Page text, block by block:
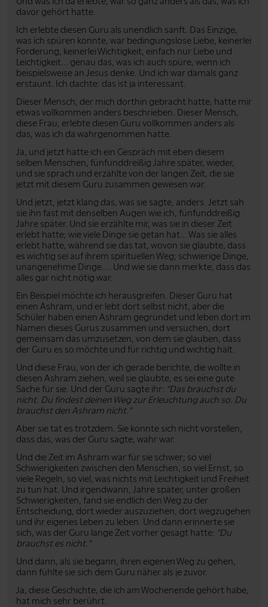
davor gehört hatte.
Ich erlebte diesen Guru als unendlich sanft. Das Einzige,
was ich spüren konnte, war bedingungslose Liebe, keinerlei
Forderung, keinerlei Wichtigkeit, einfach nur Liebe und
Leichtigkeit... genau das, was ich auch spüre, wenn ich
beispielsweise an Jesus denke. Und ich war damals ganz
erstaunt. Ich dachte: das ist ja interessant.
Dieser Mensch, der mich dorthin gebracht hatte, hatte mir
etwas vollkommen anders beschrieben. Dieser Mensch,
diese Frau, erlebte diesen Guru vollkommen anders als
das, was ich da wahrgenommen hatte.
Ja, und jetzt hatte ich ein Gespräch mit eben diesem
selben Menschen, fünfunddreißig Jahre später, wieder,
und sie sprach und erzählte von der langen Zeit, die sie
jetzt mit diesem Guru zusammen gewesen war.
Und jetzt, jetzt klang das, was sie sagte, anders. Jetzt sah
sie ihn fast mit denselben Augen wie ich, fünfunddreißig
Jahre später. Und sie erzählte mir, was sie in dieser Zeit
erlebt hatte; wie viele Dinge sie getan hat... Was sie alles
erlebt hatte, während sie das tat, wovon sie glaubte, dass
es wichtig sei auf ihrem spirituellen Weg; schwierige Dinge,
unangenehme Dinge.... Und wie sie dann merkte, dass das
alles gar nicht nötig war.
Ein Beispiel möchte ich herausgreifen. Dieser Guru hat
einen Ashram, und er lebt dort selbst nicht, aber die
Schüler haben einen Ashram gegründet und leben dort im
Namen dieses Gurus zusammen und versuchen, dort
gemeinsam das umzusetzen, von dem sie glauben, dass
der Guru es so möchte und für richtig und wichtig hält.
Und diese Frau, von der ich gerade berichte, die wollte in
diesen Ashram ziehen, weil sie glaubte, es sei eine gute
Sache für sie. Und der Guru sagte ihr: "Das brauchst du
nicht. Du findest deinen Weg zur Erleuchtung auch so. Du
brauchst den Ashram nicht."
Aber sie tat es trotzdem. Sie konnte sich nicht vorstellen,
dass das, was der Guru sagte, wahr war.
Und die Zeit im Ashram war für sie schwer; so viel
Schwierigkeiten zwischen den Menschen, so viel Ernst, so
viele Regeln, so viel, was nichts mit Leichtigkeit und Freiheit
zu tun hat. Und irgendwann, Jahre später, unter großen
Schwierigkeiten, fand sie endlich den Weg zu der
Entscheidung, dort wieder auszuziehen, dort wegzugehen
und ihr eigenes Leben zu leben. Und dann erinnerte sie
sich, was der Guru lange Zeit vorher gesagt hatte: "Du
brauchst es nicht."
Und dann, als sie begann, ihren eigenen Weg zu gehen,
dann fühlte sie sich dem Guru näher als je zuvor.
Ja, diese Geschichte, die ich am Wochenende gehört habe,
hat mich sehr berührt.